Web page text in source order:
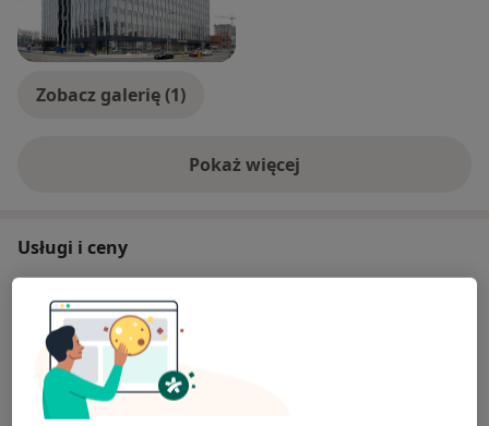
Zobacz galerię (1)
Pokaż więcejo doświadczeniu
Usługi i ceny
Od 315 zł Szczegóły
Konsultacja ginekologiczna dzieci
340 zł Szczegóły